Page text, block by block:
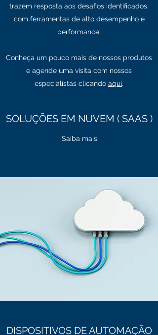
trazem resposta aos desafios identificados,
com ferramentas de alto desempenho e
performance.
Conheça um pouco mais de nossos produtos
e agende uma visita com nossos
especialistas clicando aqui.
SOLUÇÕES EM NUVEM ( SAAS )
Saiba mais
DISPOSITIVOS DE AUTOMAÇÃO